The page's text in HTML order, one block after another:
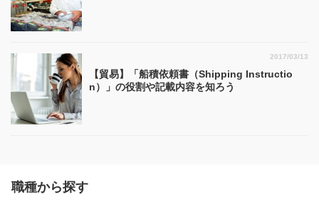
【貿易】「船積依頼書（Shipping Instructio
n）」の役割や記載内容を知ろう
2017/03/13
職種から探す